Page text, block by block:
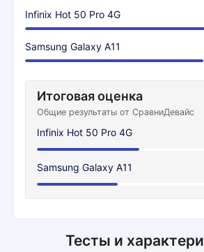
Infinix Hot 50 Pro 4G
Samsung Galaxy A11
Итоговая оценка
Общие результаты от СравниДевайс
Infinix Hot 50 Pro 4G
Samsung Galaxy A11
Тесты и